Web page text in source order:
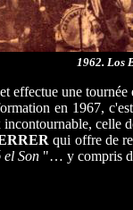
1962. Los
effectue une
en 1967,
incontournable, celle
qui offre de
el Son "… y compris